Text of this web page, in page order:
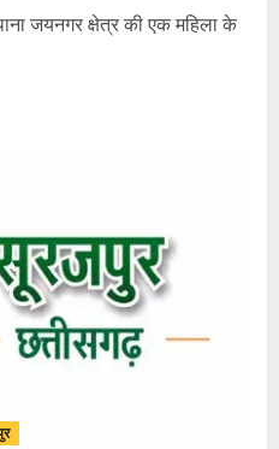
जयनगर क्षेत्र की एक महिला के